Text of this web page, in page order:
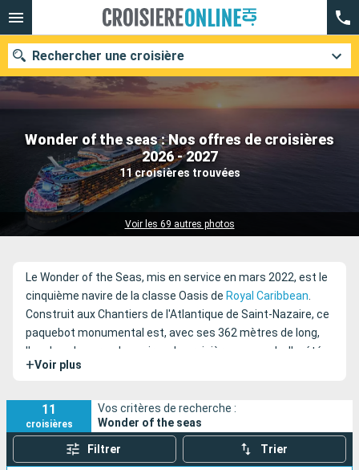
Wonder of the seas : Nos offres de croisières
2026 - 2027
11 croisières trouvées
Voir les 69 autres photos
Rechercher une croisière
Nos destinations
Mois de départ
Ports Compagnies
Le Wonder of the Seas, mis en service en mars 2022, est le
cinquième navire de la classe Oasis de Royal Caribbean.
Construit aux Chantiers de l'Atlantique de Saint-Nazaire, ce
paquebot monumental est, avec ses 362 mètres de long,
l'un des plus grands navires de croisière au monde. Il a été
conçu pour offrir une expérience de divertissement
uniques, incluant le quartier des suites, une première pour
la classe Oasis. Le Wonder of the Seas dispose de
nombreux sister-ships dont l’
Utopia of the Seas, qui a
rejoint la flotte en 2024.
+Voir plus
11
croisières
Vos critères de recherche :
Wonder of the seas
Filtrer Trier